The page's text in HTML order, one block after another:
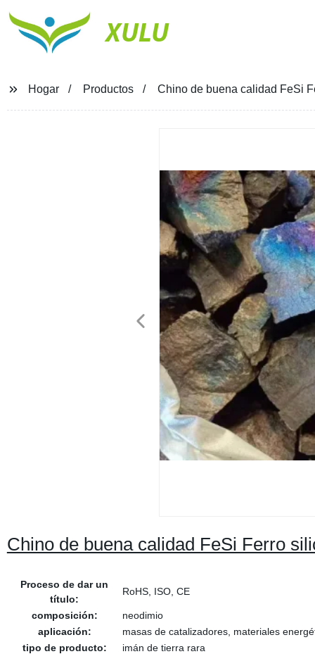
XULU
Hogar Productos Chino de buena calidad FeSi
Chino de buena calidad FeSi Ferro
Proceso de dar un
título:
RoHS, ISO, CE
composición:
neodimio
aplicación:
masas de catalizadores, materiales
tipo de producto:
imán de tierra rara